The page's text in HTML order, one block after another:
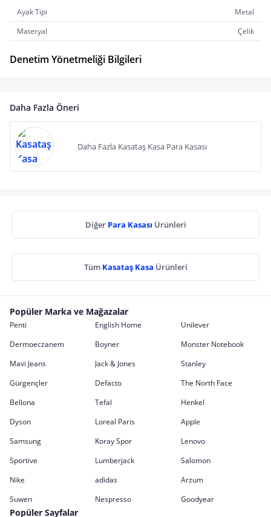
Ayak Tipi
Metal
Materyal
Çelik
Denetim Yönetmeliği Bilgileri
Daha Fazla Öneri
Daha Fazla Kasataş Kasa Para Kasası
Diğer Para Kasası Ürünleri
Tüm Kasataş Kasa Ürünleri
Popüler Marka ve Mağazalar
Penti English Home
Unilever
Dermoeczanem
Boyner
Monster Notebook
Mavi Jeans
Jack & Jones
Stanley
Gürgençler
Defacto
The North Face
Bellona
Tefal
Henkel
Dyson
Loreal Paris
Apple
Samsung
Koray Spor
Lenovo
Sportive
Lumberjack
Salomon
Nike
adidas
Arzum
Suwen
Nespresso Goodyear
Popüler Sayfalar